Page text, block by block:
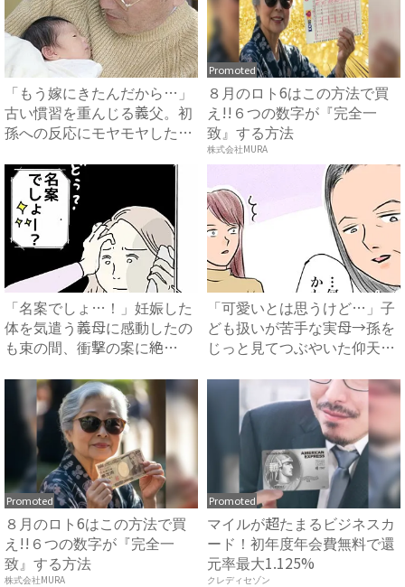
「もう嫁にきたんだから…」
古い慣習を重んじる義父。初
孫への反応にモヤモヤした体
Promoted
８月のロト6はこの方法で買
え!!６つの数字が『完全一
致』する方法
株式会社MURA
「名案でしょ…！」妊娠した
体を気遣う義母に感動したの
も束の間、衝撃の案に絶
「可愛いとは思うけど…」子
ども扱いが苦手な実母→孫を
じっと見てつぶやいた仰天発
Promoted
８月のロト6はこの方法で買
え!!６つの数字が『完全一
致』する方法
株式会社MURA
Promoted
マイルが超たまるビジネスカ
ード！初年度年会費無料で還
元率最大1.125%
クレディセゾン